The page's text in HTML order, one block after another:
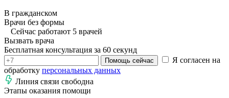
В гражданском
Врачи без формы
Сейчас работают 5 врачей
Вызвать врача
Бесплатная консультация за 60 секунд
Помощь сейчас
Я согласен на
обработку персональных данных
Линия связи свободна
Этапы оказания помощи